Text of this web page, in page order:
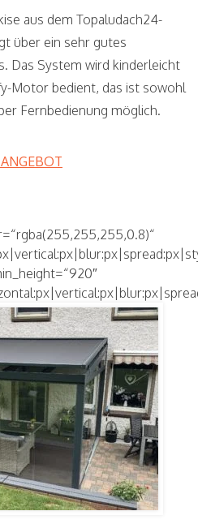
aus dem Topaludach24-
über ein sehr gutes
Das System wird kinderleicht
Motor bedient, das ist sowohl
Fernbedienung möglich.